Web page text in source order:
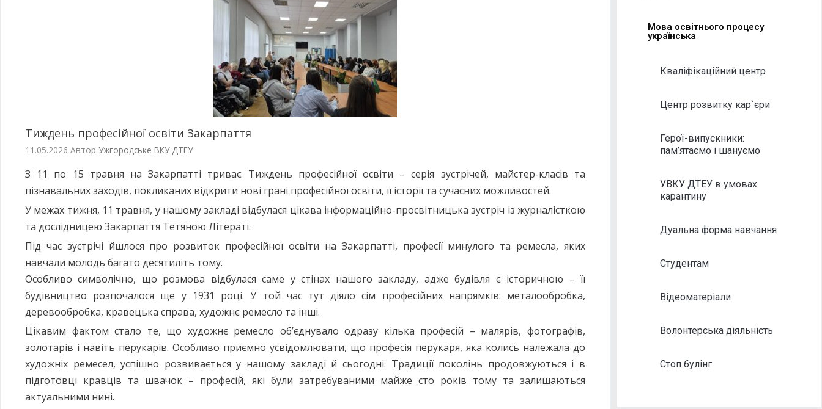
Тиждень професійної освіти Закарпаття
11.05.2026 Автор Ужгородське ВКУ ДТЕУ
З 11 по 15 травня на Закарпатті триває Тиждень професійної освіти – серія зустрічей, майстер-класів та
пізнавальних заходів, покликаних відкрити нові грані професійної освіти, її історії та сучасних можливостей.
У межах тижня, 11 травня, у нашому закладі відбулася цікава інформаційно-просвітницька зустріч із журналісткою
та дослідницею Закарпаття Тетяною Літераті.
Під час зустрічі йшлося про розвиток професійної освіти на Закарпатті, професії минулого та ремесла, яких
навчали молодь багато десятиліть тому.
Особливо символічно, що розмова відбулася саме у стінах нашого закладу, адже будівля є історичною – її
будівництво розпочалося ще у 1931 році. У той час тут діяло сім професійних напрямків: металообробка,
деревообробка, кравецька справа, художнє ремесло та інші.
Цікавим фактом стало те, що художнє ремесло об’єднувало одразу кілька професій – малярів, фотографів,
золотарів і навіть перукарів. Особливо приємно усвідомлювати, що професія перукаря, яка колись належала до
художніх ремесел, успішно розвивається у нашому закладі й сьогодні. Традиції поколінь продовжуються і в
підготовці кравців та швачок – професій, які були затребуваними майже сто років тому та залишаються
актуальними нині.
Мова освітнього процесу
українська
Кваліфікаційний центр
Центр розвитку кар`єри
Герої-випускники:
пам’ятаємо і шануємо
УВКУ ДТЕУ в умовах
карантину
Дуальна форма навчання
Студентам
Відеоматеріали
Волонтерська діяльність
Стоп булінг